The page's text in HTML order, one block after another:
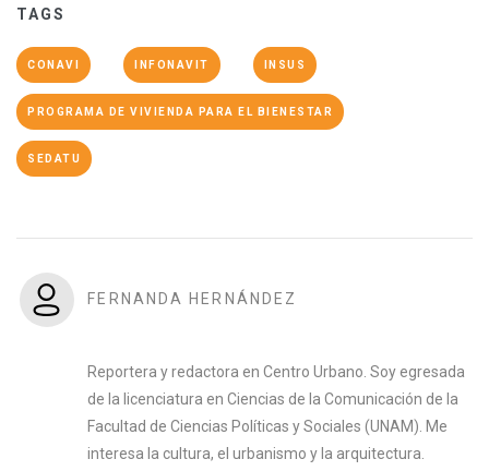
TAGS
CONAVI INFONAVIT INSUS
PROGRAMA DE VIVIENDA PARA EL BIENESTAR
SEDATU
FERNANDA HERNÁNDEZ
Reportera y redactora en Centro Urbano. Soy egresada
de la licenciatura en Ciencias de la Comunicación de la
Facultad de Ciencias Políticas y Sociales (UNAM). Me
interesa la cultura, el urbanismo y la arquitectura.